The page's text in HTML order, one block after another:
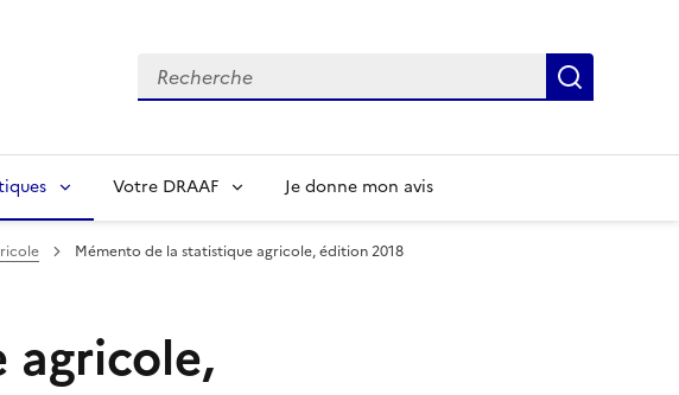
Recherche
Votre DRAAF Je donne mon avis
Mémento de la statistique agricole, édition 2018